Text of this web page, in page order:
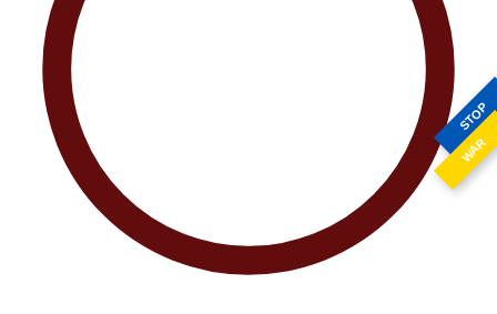
STOP
WAR